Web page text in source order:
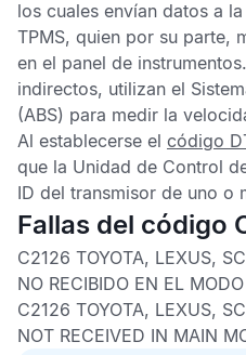
los cuales envían datos a la
TPMS, quien por su parte,
en el panel de
indirectos, utilizan el
(ABS) para medir la
Al establecerse el código
que la Unidad de Control
ID del transmisor de uno o
Fallas del código
C2126 TOYOTA, LEXUS,
NO RECIBIDO EN EL
C2126 TOYOTA, LEXUS,
NOT RECEIVED IN MAIN